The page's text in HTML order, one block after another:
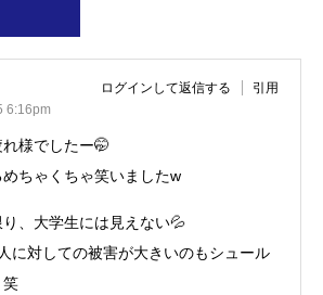
6:16pm
ログインして返信する 引用
様でしたー🤭
ちゃくちゃ笑いましたw
、大学生には見えない💦
に対しての被害が大きいのもシュール
笑